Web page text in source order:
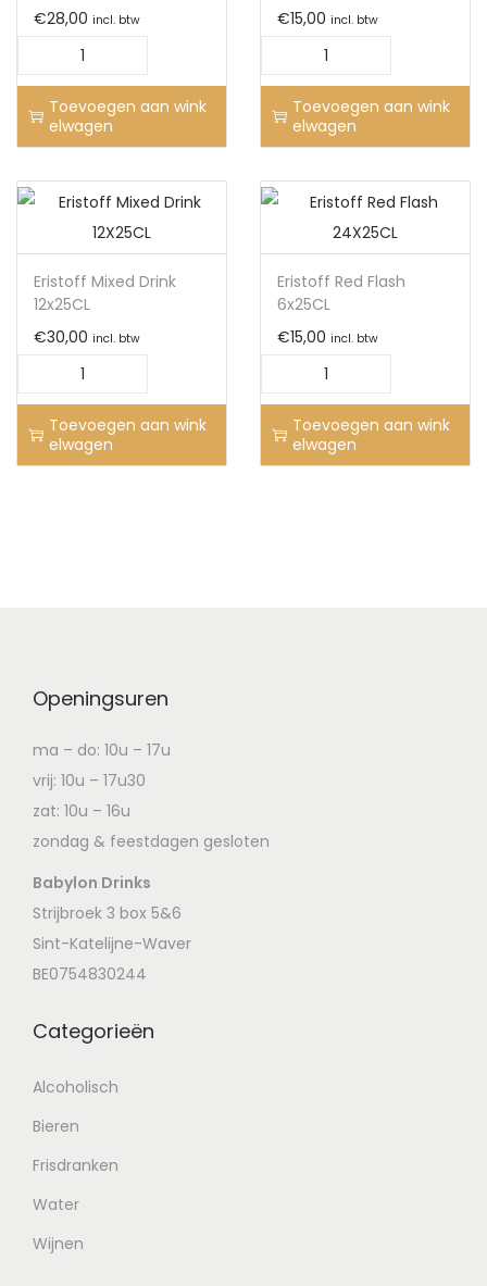
€28,00 incl. btw
Toevoegen aan wink
elwagen
€15,00 incl. btw
Toevoegen aan wink
elwagen
Eristoff Mixed Drink
12x25CL
€30,00 incl. btw
Toevoegen aan wink
elwagen
Eristoff Red Flash
6x25CL
€15,00 incl. btw
Toevoegen aan wink
elwagen
Openingsuren
ma – do: 10u – 17u
vrij: 10u – 17u30
zat: 10u – 16u
zondag & feestdagen gesloten
Babylon Drinks
Strijbroek 3 box 5&6
Sint-Katelijne-Waver
BE0754830244
Categorieën
Alcoholisch
Bieren
Frisdranken
Water
Wijnen